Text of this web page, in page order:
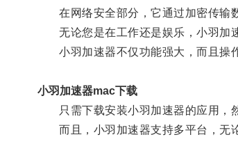
在网络安全部分，它通过加密传输数
无论您是在工作还是娱乐，小羽加速
小羽加速器不仅功能强大，而且操作
小羽加速器mac下载
只需下载安装小羽加速器的应用，然
而且，小羽加速器支持多平台，无论